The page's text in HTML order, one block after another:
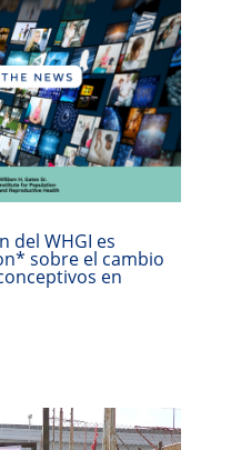
del WHGI es
sobre el cambio
en